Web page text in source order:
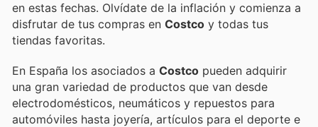
en estas fechas. Olvídate de la inflación y comienza a
disfrutar de tus compras en Costco y todas tus
tiendas favoritas.
En España los asociados a Costco pueden adquirir
una gran variedad de productos que van desde
electrodomésticos, neumáticos y repuestos para
automóviles hasta joyería, artículos para el deporte e